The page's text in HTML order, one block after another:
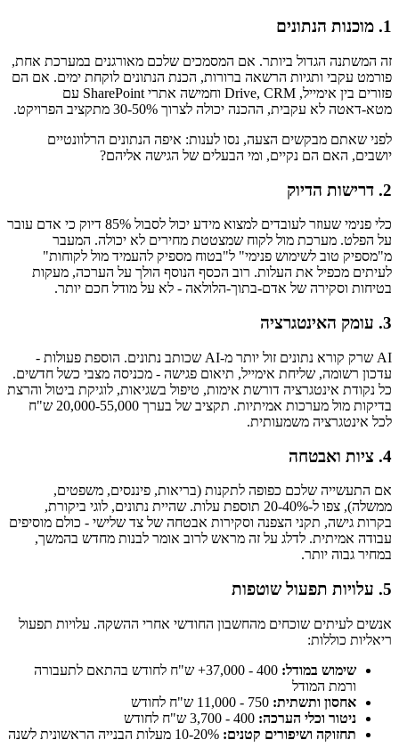
1. מוכנות הנתונים
זה המשתנה הגדול ביותר. אם המסמכים שלכם מאורגנים במערכת אחת,
פורמט עקבי ותגיות הרשאה ברורות, הכנת הנתונים לוקחת ימים. אם הם
פזורים בין אימייל, Drive, CRM וחמישה אתרי SharePoint עם
מטא-דאטה לא עקבית, ההכנה יכולה לצרוך 30-50% מתקציב הפרויקט.
לפני שאתם מבקשים הצעה, נסו לענות: איפה הנתונים הרלוונטיים
יושבים, האם הם נקיים, ומי הבעלים של הגישה אליהם?
2. דרישות הדיוק
כלי פנימי שעוזר לעובדים למצוא מידע יכול לסבול 85% דיוק כי אדם עובר
על הפלט. מערכת מול לקוח שמצטטת מחירים לא יכולה. המעבר
מ"מספיק טוב לשימוש פנימי" ל"בטוח מספיק להעמיד מול לקוחות"
לעיתים מכפיל את העלות. רוב הכסף הנוסף הולך על הערכה, מעקות
בטיחות וסקירה של אדם-בתוך-הלולאה - לא על מודל חכם יותר.
3. עומק האינטגרציה
AI שרק קורא נתונים זול יותר מ-AI שכותב נתונים. הוספת פעולות -
עדכון רשומה, שליחת אימייל, תיאום פגישה - מכניסה מצבי כשל חדשים.
כל נקודת אינטגרציה דורשת אימות, טיפול בשגיאות, לוגיקת ביטול והרצת
בדיקות מול מערכות אמיתיות. תקציב של בערך 20,000-55,000 ש"ח
לכל אינטגרציה משמעותית.
4. ציות ואבטחה
אם התעשייה שלכם כפופה לתקנות (בריאות, פיננסים, משפטים,
ממשלה), צפו ל-20-40% תוספת עלות. שהיית נתונים, לוגי ביקורת,
בקרות גישה, תקני הצפנה וסקירות אבטחה של צד שלישי - כולם מוסיפים
עבודה אמיתית. לדלג על זה מראש לרוב אומר לבנות מחדש בהמשך,
במחיר גבוה יותר.
5. עלויות תפעול שוטפות
אנשים לעיתים שוכחים מהחשבון החודשי אחרי ההשקה. עלויות תפעול
ריאליות כוללות:
שימוש במודל:
400 - 37,000+ ש"ח לחודש בהתאם לתעבורה
ורמת המודל
אחסון ותשתית:
ניטור וכלי הערכה:
תחזוקה ושיפורים קטנים: